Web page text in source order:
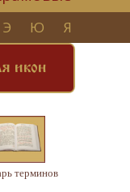
Э Ю Я
икон
терминов